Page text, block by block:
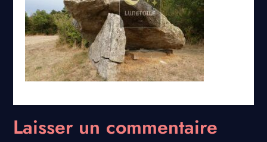
Laisser un commentaire